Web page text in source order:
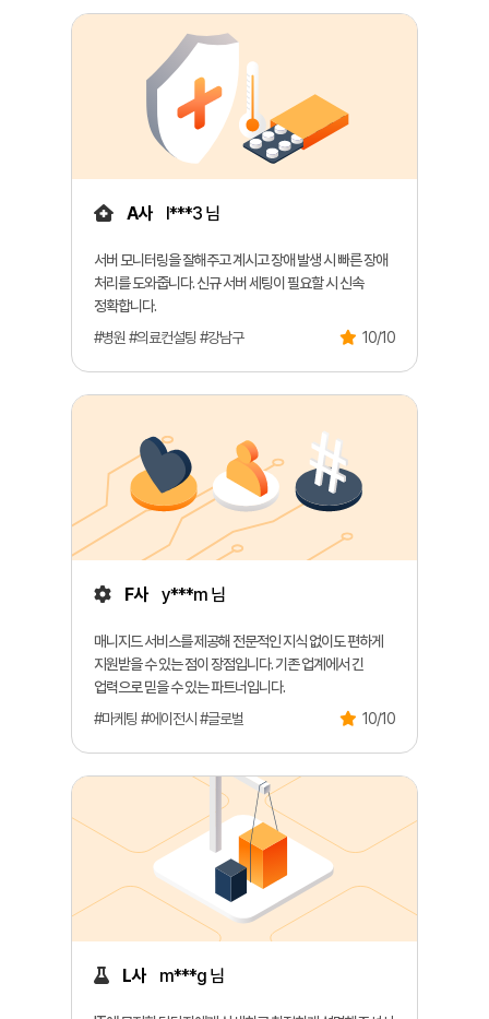
A사 l***3 님
서버 모니터링을 잘해주고 계시고 장애 발생 시 빠른 장애
처리를 도와줍니다. 신규 서버 세팅이 필요할 시 신속
정확합니다.
#병원 #의료컨설팅 #강남구
10/10
F사 y***m 님
매니지드 서비스를 제공해 전문적인 지식 없이도 편하게
지원받을 수 있는 점이 장점입니다. 기존 업계에서 긴
업력으로 믿을 수 있는 파트너입니다.
#마케팅 #에이전시 #글로벌
10/10
L사 m***g 님